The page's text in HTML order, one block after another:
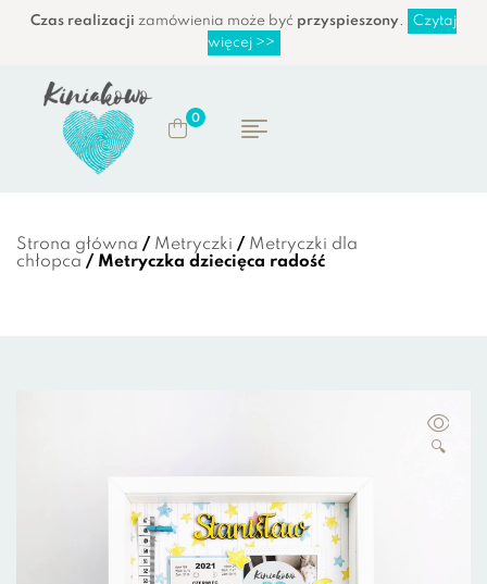
Czas realizacji zamówienia może być przyspieszony.
Czytaj
więcej >>
0
Strona główna / Metryczki / Metryczki dla
chłopca / Metryczka dziecięca radość
🔍